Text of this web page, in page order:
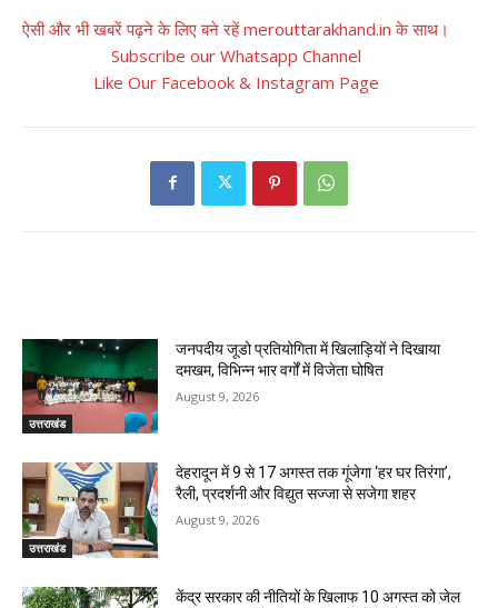
ऐसी और भी खबरें पढ़ने के लिए बने रहें merouttarakhand.in के साथ।
Subscribe our Whatsapp Channel
Like Our Facebook & Instagram Page
उत्तराखंड
जनपदीय जूडो प्रतियोगिता में खिलाड़ियों ने दिखाया
दमखम, विभिन्न भार वर्गों में विजेता घोषित
August 9, 2026
उत्तराखंड
देहरादून में 9 से 17 अगस्त तक गूंजेगा ‘हर घर तिरंगा’,
रैली, प्रदर्शनी और विद्युत सज्जा से सजेगा शहर
August 9, 2026
केंद्र सरकार की नीतियों के खिलाफ 10 अगस्त को जेल